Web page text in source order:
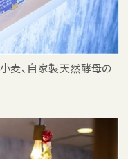
麦、自家製天然酵母の